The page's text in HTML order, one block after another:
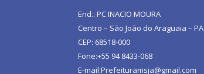
End.: PC INACIO MOURA
Centro – São João do Araguaia – PA
CEP: 68518-000
Fone:+55 94 8433-068
E-mail:Prefeituramsja@gmail.com